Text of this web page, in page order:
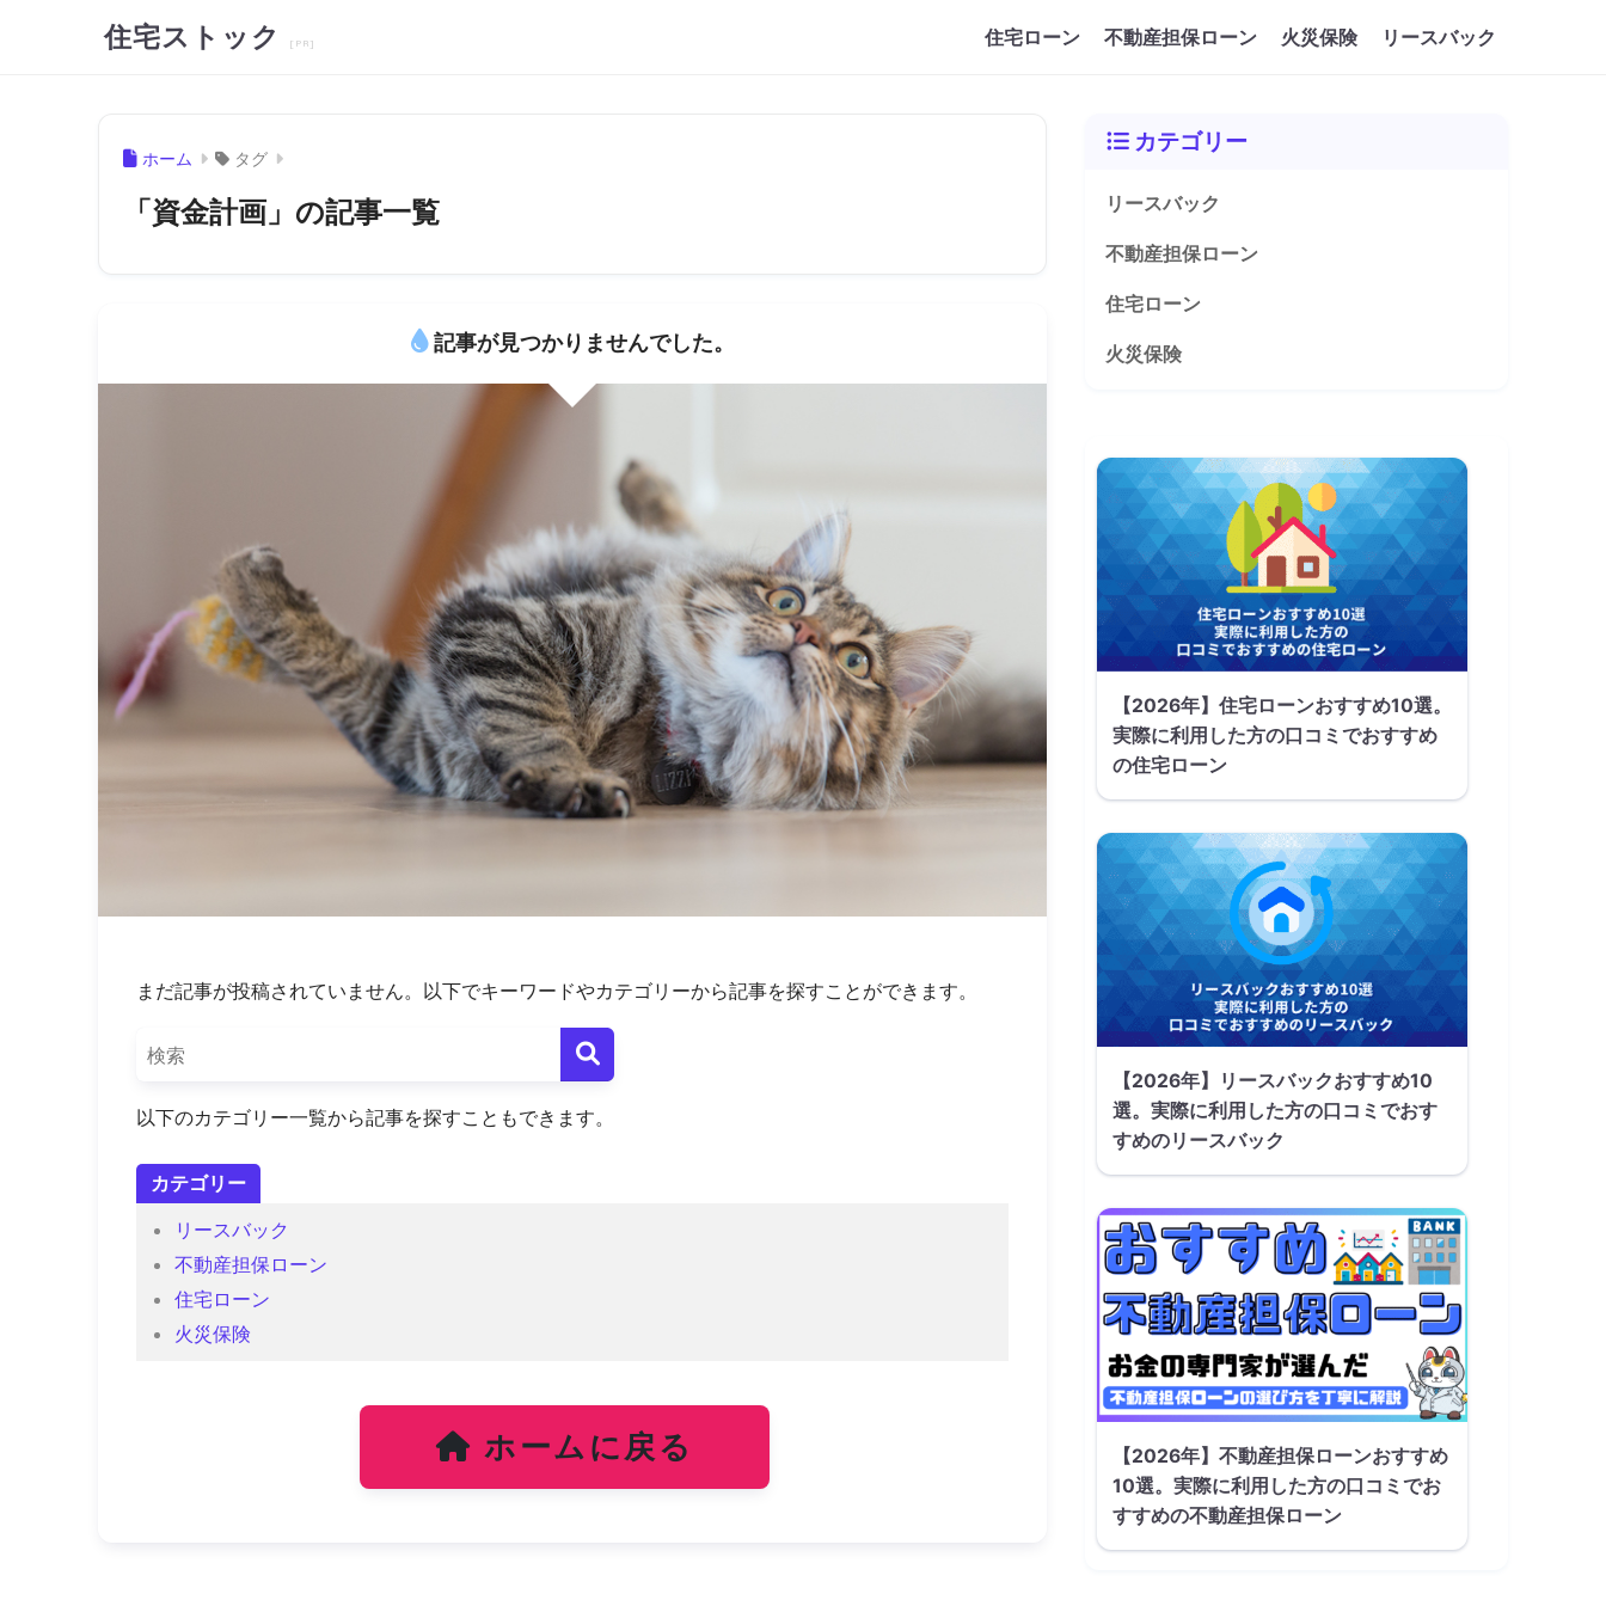
住宅ストック 住宅ローン 不動産担保ローン 火災保険 リースバック
ホーム タグ
「資金計画」の記事一覧
記事が見つかりませんでした。
まだ記事が投稿されていません。以下でキーワードやカテゴリーから記事を探すことができます。
以下のカテゴリー一覧から記事を探すこともできます。
カテゴリー
リースバック
不動産担保ローン
住宅ローン
火災保険
ホームに戻る
カテゴリー
リースバック
不動産担保ローン
住宅ローン
火災保険
【2026年】住宅ローンおすすめ10選。
実際に利用した方の口コミでおすすめ
の住宅ローン
【2026年】リースバックおすすめ10
選。実際に利用した方の口コミでおす
すめのリースバック
【2026年】不動産担保ローンおすすめ
10選。実際に利用した方の口コミでお
すすめの不動産担保ローン